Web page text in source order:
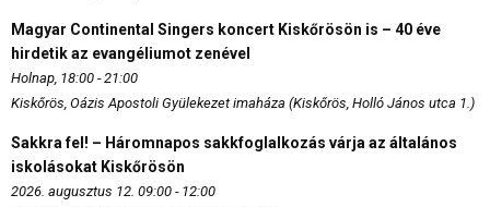
Magyar Continental Singers koncert Kiskőrösön is – 40 éve
hirdetik az evangéliumot zenével
Holnap, 18:00 - 21:00
Kiskőrös, Oázis Apostoli Gyülekezet imaháza (Kiskőrös, Holló János utca 1.)
Sakkra fel! – Háromnapos sakkfoglalkozás várja az általános
iskolásokat Kiskőrösön
2026. augusztus 12. 09:00 - 12:00